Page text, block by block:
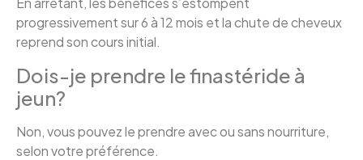
progressivement sur 6 à 12 mois et la chute de cheveux
reprend son cours initial.
Dois-je prendre le finastéride à
jeun?
Non, vous pouvez le prendre avec ou sans nourriture,
selon votre préférence.